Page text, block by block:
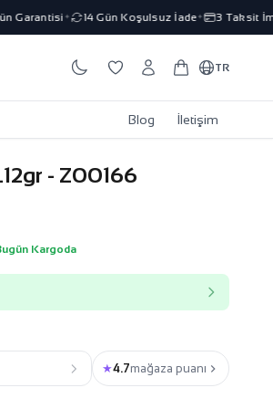
✦ 14 Gün Koşulsuz İade ✦ 3 Taksit İmkanı
TR
Blog İletişim
- Z00166
Kargoda
★4.7mağaza puanı